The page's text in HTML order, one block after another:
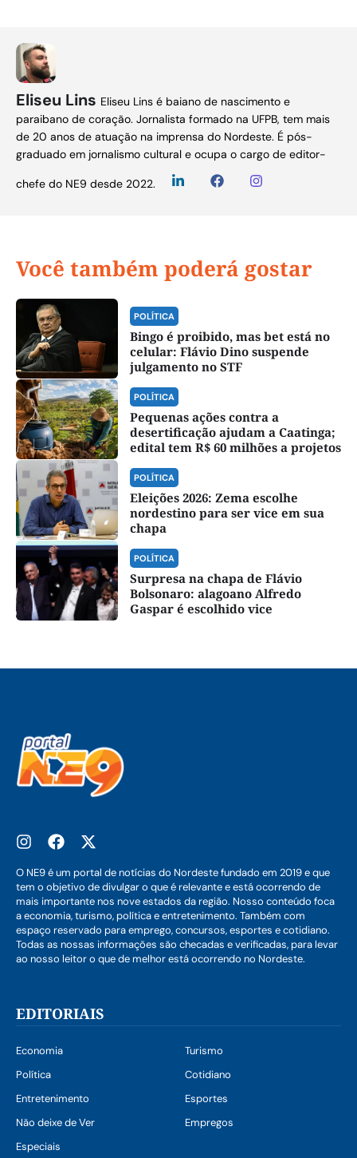
Eliseu Lins Eliseu Lins é baiano de nascimento e
paraibano de coração. Jornalista formado na UFPB, tem mais
de 20 anos de atuação na imprensa do Nordeste. É pós-
graduado em jornalismo cultural e ocupa o cargo de editor-
chefe do NE9 desde 2022.
Você também poderá gostar
POLÍTICA
Bingo é proibido, mas bet está no
celular: Flávio Dino suspende
julgamento no STF
POLÍTICA
Pequenas ações contra a
desertificação ajudam a Caatinga;
edital tem R$ 60 milhões a projetos
POLÍTICA
Eleições 2026: Zema escolhe
nordestino para ser vice em sua
chapa
POLÍTICA
Surpresa na chapa de Flávio
Bolsonaro: alagoano Alfredo
Gaspar é escolhido vice
O NE9 é um portal de notícias do Nordeste fundado em 2019 e que
tem o objetivo de divulgar o que é relevante e está ocorrendo de
mais importante nos nove estados da região. Nosso conteúdo foca
a economia, turismo, política e entretenimento. Também com
espaço reservado para emprego, concursos, esportes e cotidiano.
Todas as nossas informações são checadas e verificadas, para levar
ao nosso leitor o que de melhor está ocorrendo no Nordeste.
EDITORIAIS
Economia
Turismo
Política
Cotidiano
Entretenimento
Esportes
Não deixe de Ver
Empregos
Especiais